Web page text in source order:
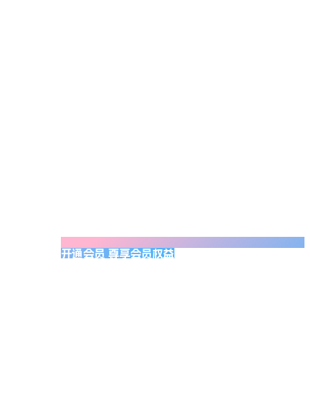
开通会员 尊享会员权益